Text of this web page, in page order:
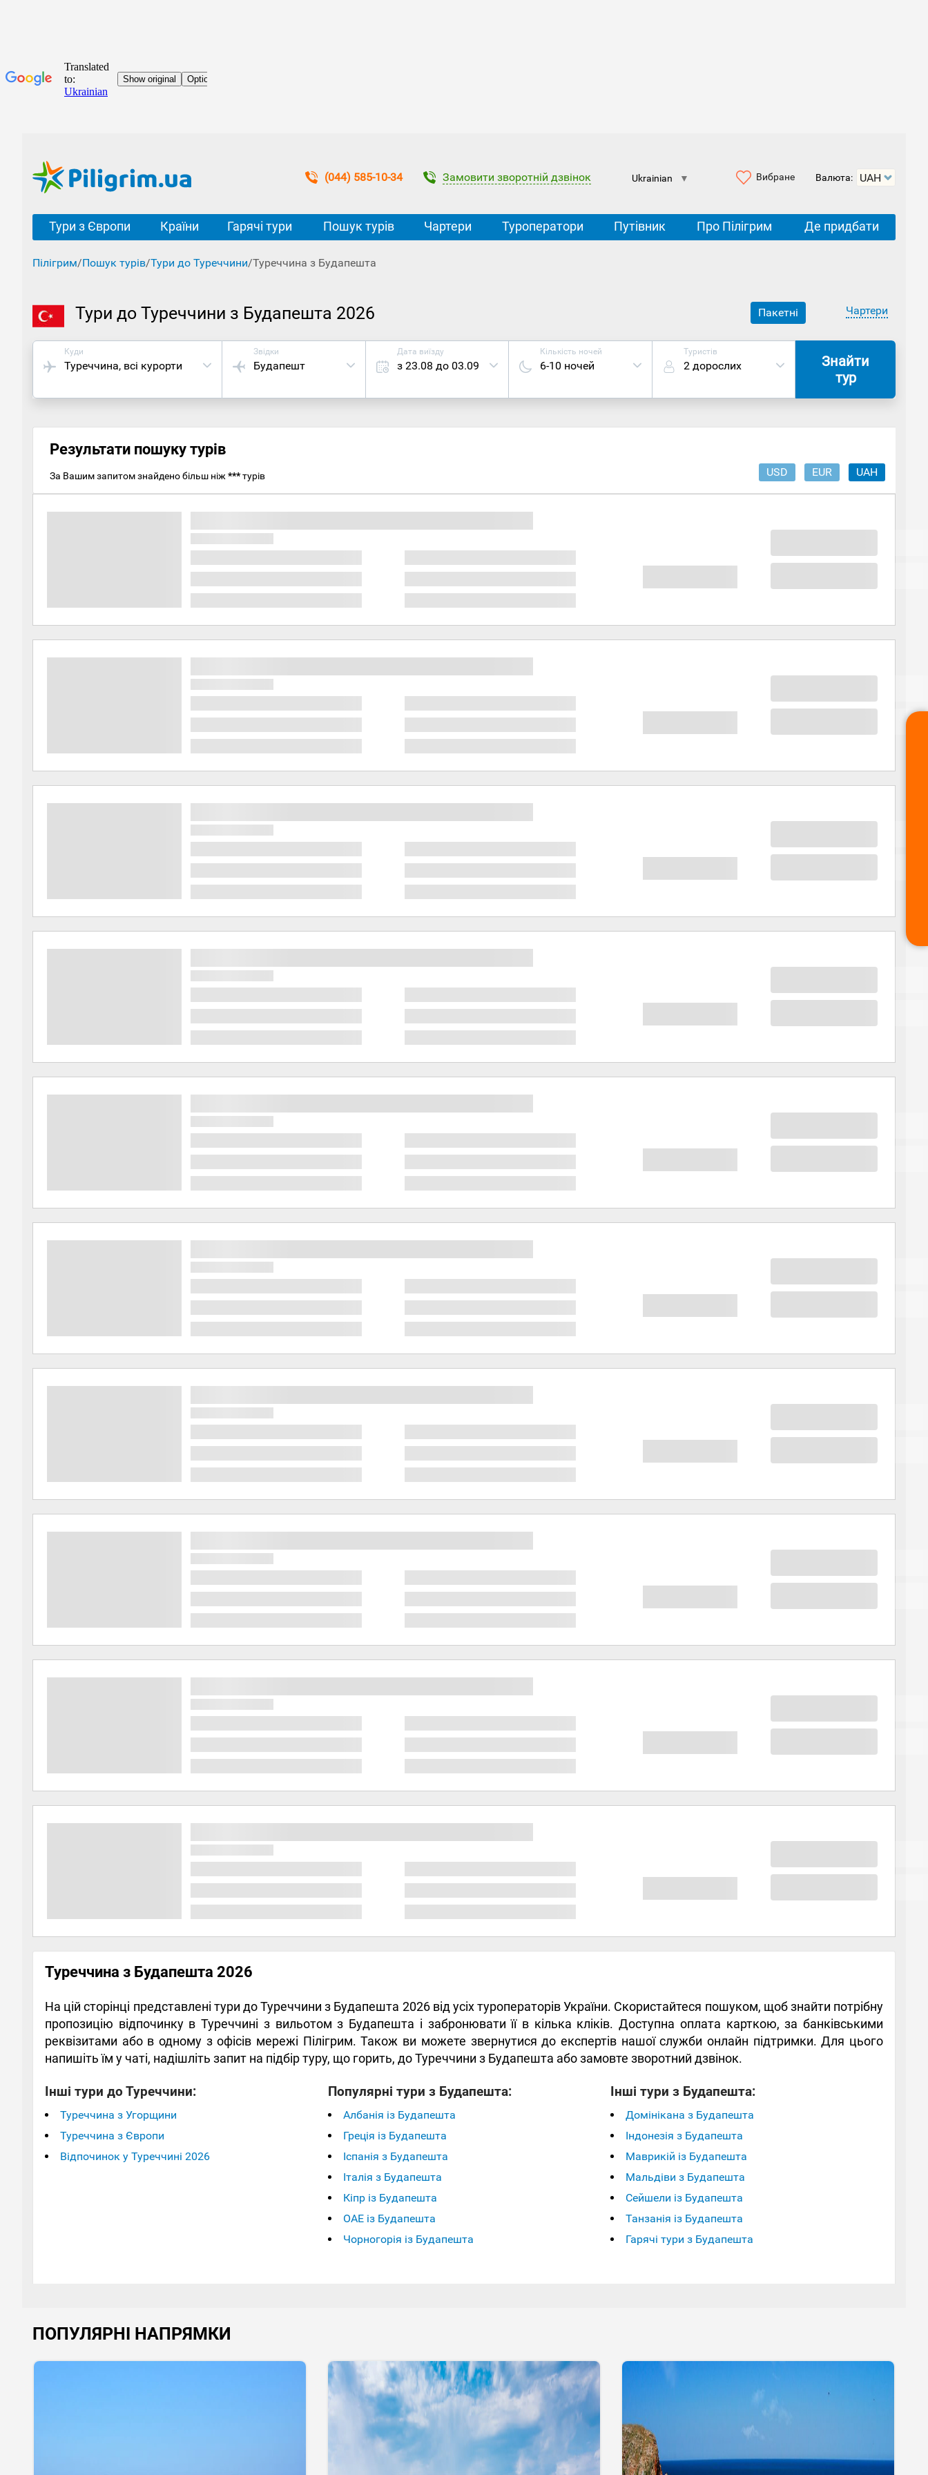
(044) 585-10-34 Замовити зворотній дзвінок Ukrainian ▼ Вибране Валюта:
Тури з Європи Країни Гарячі тури Пошук турів Чартери Туроператори Путівник Про Пілігрим Де придбати
Пілігрим/Пошук турів/Тури до Туреччини/Туреччина з Будапешта
Тури до Туреччини з Будапешта 2026 Пакетні Чартери
Куди
Туреччина, всі курорти
Звідки
Будапешт
Дата виїзду
з 23.08 до 03.09
Кількість ночей
6-10 ночей
Туристів
2 дорослих
Знайти
тур
Результати пошуку турів
USD EUR UAH
За Вашим запитом знайдено більш ніж ***турів
Туреччина з Будапешта 2026
На цій сторінці представлені тури до Туреччини з Будапешта 2026 від усіх туроператорів України. Скористайтеся пошуком, щоб знайти потрібну
пропозицію відпочинку в Туреччині з вильотом з Будапешта і забронювати її в кілька кліків. Доступна оплата карткою, за банківськими
реквізитами або в одному з офісів мережі Пілігрим. Також ви можете звернутися до експертів нашої служби онлайн підтримки. Для цього
напишіть їм у чаті, надішліть запит на підбір туру, що горить, до Туреччини з Будапешта або замовте зворотний дзвінок.
Інші тури до Туреччини:
Туреччина з Угорщини
Туреччина з Європи
Відпочинок у Туреччині 2026
Популярні тури з Будапешта:
Албанія із Будапешта
Греція із Будапешта
Іспанія з Будапешта
Італія з Будапешта
Кіпр із Будапешта
ОАЕ із Будапешта
Чорногорія із Будапешта
Інші тури з Будапешта:
Домінікана з Будапешта
Індонезія з Будапешта
Маврикій із Будапешта
Мальдіви з Будапешта
Сейшели із Будапешта
Танзанія із Будапешта
Гарячі тури з Будапешта
ПОПУЛЯРНІ НАПРЯМКИ